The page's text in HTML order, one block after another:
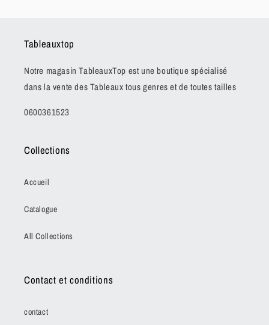
Tableauxtop
Notre magasin TableauxTop est une boutique spécialisé
dans la vente des Tableaux tous genres et de toutes tailles
0600361523
Collections
Accueil
Catalogue
All Collections
Contact et conditions
contact